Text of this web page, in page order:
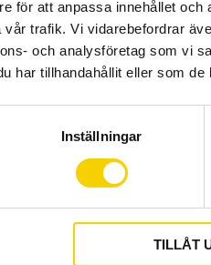
för att anpassa innehållet
trafik. Vi vidarebefordrar
och analysföretag som vi
har tillhandahållit eller som
Inställningar
TILLÅT